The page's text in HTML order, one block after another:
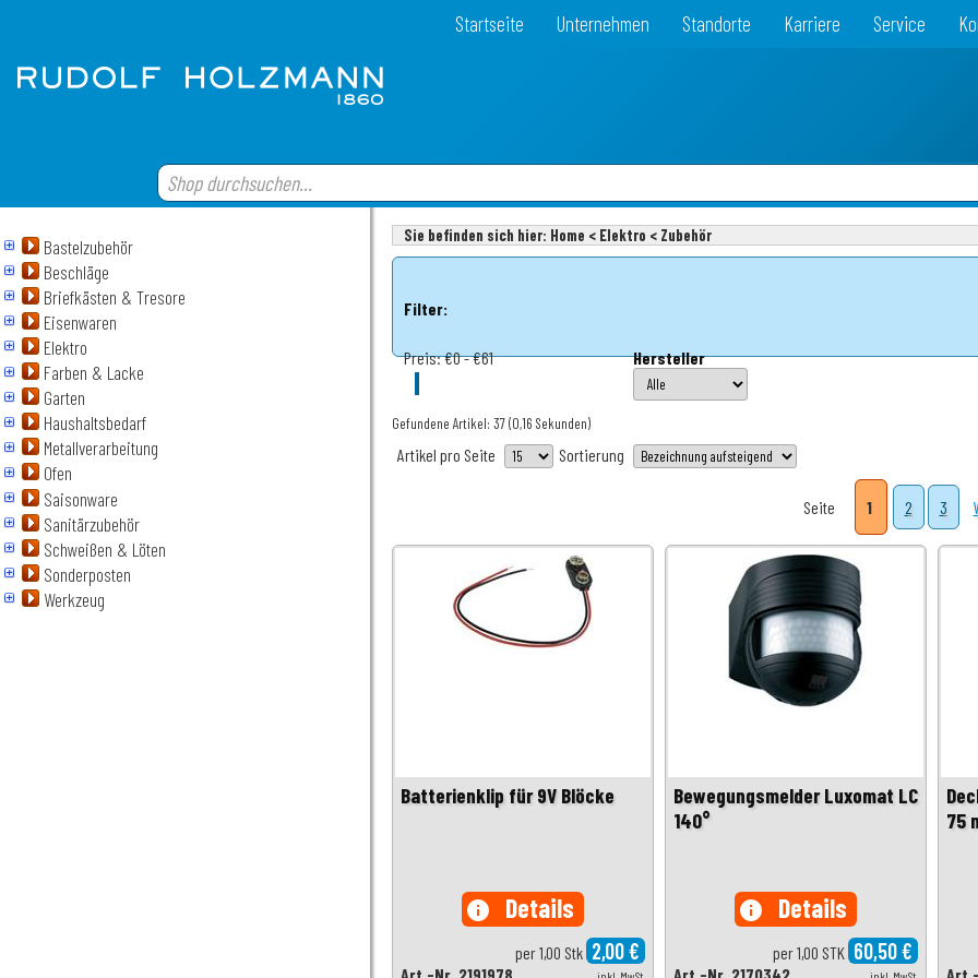
Startseite Unternehmen Standorte Karriere Service
Bastelzubehör
Beschläge
Briefkästen & Tresore
Eisenwaren
Elektro
Farben & Lacke
Garten
Haushaltsbedarf
Metallverarbeitung
Ofen
Saisonware
Sanitärzubehör
Schweißen & Löten
Sonderposten
Werkzeug
Sie befinden sich hier: Home < Elektro < Zubehör
Filter:
Preis:€0 - €61 Hersteller
Gefundene Artikel: 37(0,16 Sekunden)
Artikel pro Seite Sortierung
Seite 1 2 3
Batterienklip für 9V Blöcke
info Details
per 1,00 Stk 2,00 €
Bewegungsmelder Luxomat LC
140°
info Details
per 1,00 STK 60,50 €
75